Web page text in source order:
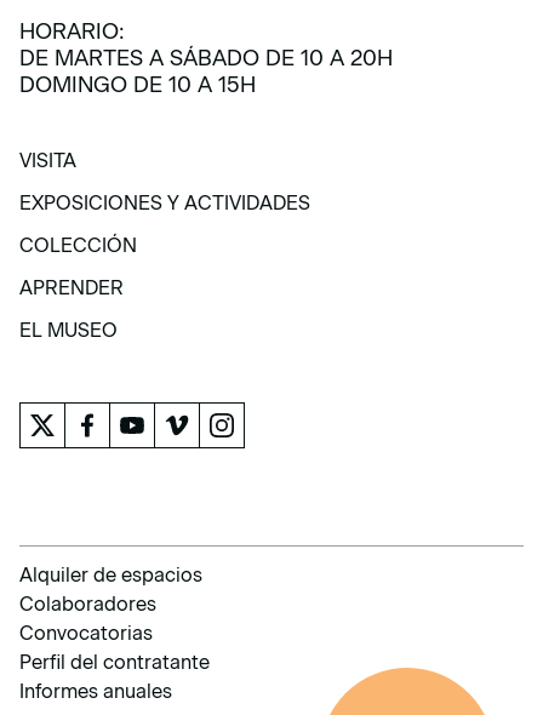
HORARIO:
DE MARTES A SÁBADO DE 10 A 20H
DOMINGO DE 10 A 15H
VISITA
VISITA
EXPOSICIONES Y ACTIVIDADES
EXPOSICIONES Y ACTIVIDADES
COLECCIÓN
COLECCIÓN
APRENDER
APRENDER
EL MUSEO
Alquiler de espacios
Colaboradores
Convocatorias
Perfil del contratante
Informes anuales